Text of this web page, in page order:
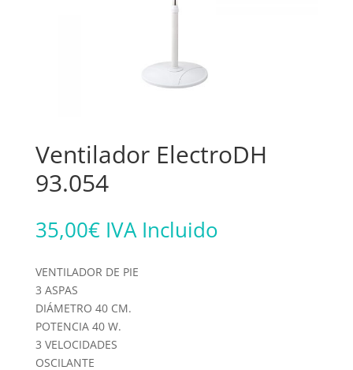
Ventilador ElectroDH
93.054
35,00€ IVA Incluido
VENTILADOR DE PIE
3 ASPAS
DIÁMETRO 40 CM.
POTENCIA 40 W.
3 VELOCIDADES
OSCILANTE